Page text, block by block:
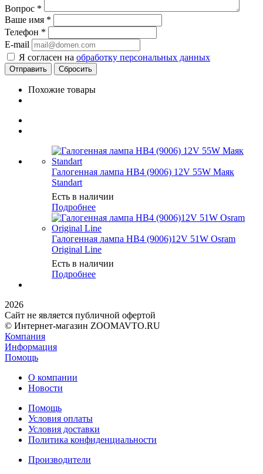
Вопрос *
Ваше имя *
Телефон *
E-mail
Я согласен на обработку персональных данных
Сбросить
Похожие товары
Галогенная лампа HB4 (9006) 12V 55W Маяк
Standart
Есть в наличии
Подробнее
Галогенная лампа HB4 (9006)12V 51W Osram
Original Line
Есть в наличии
Подробнее
2026
Сайт не является публичной офертой
© Интернет-магазин ZOOMAVTO.RU
Компания
Информация
Помощь
О компании
Новости
Помощь
Условия оплаты
Условия доставки
Политика конфиденциальности
Производители